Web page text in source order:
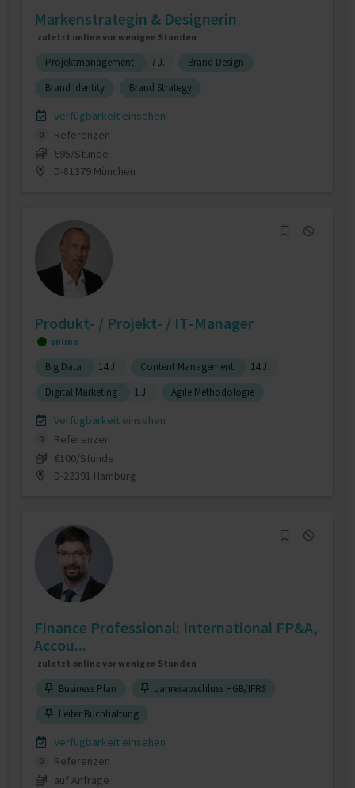
Markenstrategin & Designerin
zuletzt online vor wenigen Stunden
Projektmanagement 7 J.
Brand Design
Brand Identity
Brand Strategy
Verfügbarkeit einsehen
0
Referenzen
€95/Stunde
D-81379 München
Produkt- / Projekt- / IT-Manager
online
Big Data 14 J. Content Management
14 J.
Digital Marketing
1 J. Agile Methodologie
Verfügbarkeit einsehen
0
Referenzen
€100/Stunde
D-22391 Hamburg
Finance Professional: International FP&A,
Accou...
zuletzt online vor wenigen Stunden
Business Plan
Jahresabschluss HGB/IFRS
Leiter Buchhaltung
Verfügbarkeit einsehen
0
Referenzen
auf Anfrage